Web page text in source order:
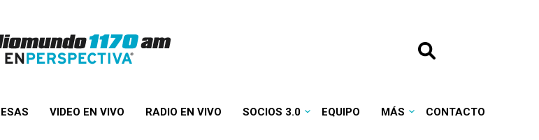
VIDEO EN VIVO RADIO EN VIVO SOCIOS 3.0 EQUIPO MÁS CONTACTO